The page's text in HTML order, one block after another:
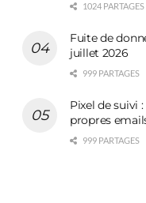
1024 PARTAGES
Fuite de
juillet 2026
999 PARTAGES
Pixel de suivi
propres
999 PARTAGES